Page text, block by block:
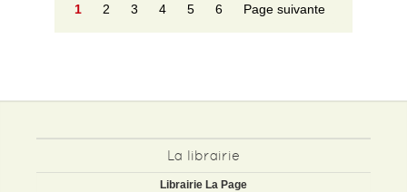
1 2 3 4 5 6 Page suivante
La librairie
Librairie La Page